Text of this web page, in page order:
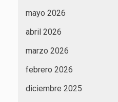
mayo 2026
abril 2026
marzo 2026
febrero 2026
diciembre 2025